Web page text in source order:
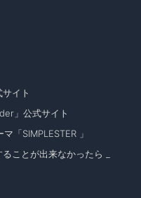
イト
」公式サイト
「SIMPLESTER 」
ことが出来なかったら _